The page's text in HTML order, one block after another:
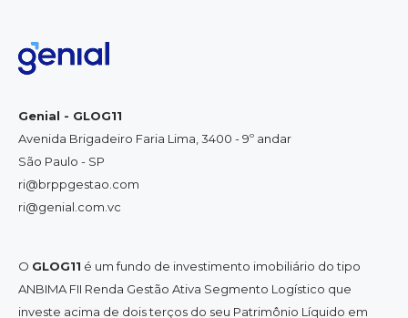
Genial - GLOG11
Avenida Brigadeiro Faria Lima, 3400 - 9º andar
São Paulo - SP
ri@brppgestao.com
ri@genial.com.vc
O GLOG11 é um fundo de investimento imobiliário do tipo
ANBIMA FII Renda Gestão Ativa Segmento Logístico que
investe acima de dois terços do seu Patrimônio Líquido em